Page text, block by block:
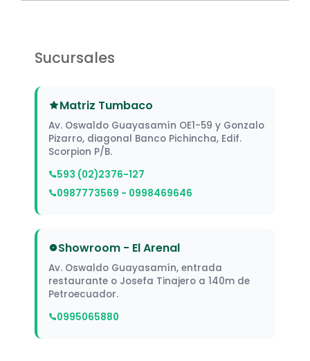
Sucursales
Matriz Tumbaco
Av. Oswaldo Guayasamín OE1-59 y Gonzalo
Pizarro, diagonal Banco Pichincha, Edif.
Scorpion P/B.
593 (02)2376-127
0987773569 - 0998469646
Showroom - El Arenal
Av. Oswaldo Guayasamín, entrada
restaurante o Josefa Tinajero a 140m de
Petroecuador.
0995065880